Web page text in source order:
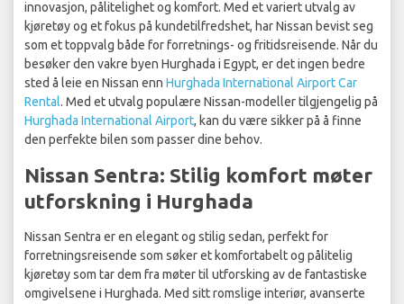
innovasjon, pålitelighet og komfort. Med et variert utvalg av
kjøretøy og et fokus på kundetilfredshet, har Nissan bevist seg
som et toppvalg både for forretnings- og fritidsreisende. Når du
besøker den vakre byen Hurghada i Egypt, er det ingen bedre
sted å leie en Nissan enn Hurghada International Airport Car
Rental. Med et utvalg populære Nissan-modeller tilgjengelig på
Hurghada International Airport, kan du være sikker på å finne
den perfekte bilen som passer dine behov.
Nissan Sentra: Stilig komfort møter
utforskning i Hurghada
Nissan Sentra er en elegant og stilig sedan, perfekt for
forretningsreisende som søker et komfortabelt og pålitelig
kjøretøy som tar dem fra møter til utforsking av de fantastiske
omgivelsene i Hurghada. Med sitt romslige interiør, avanserte